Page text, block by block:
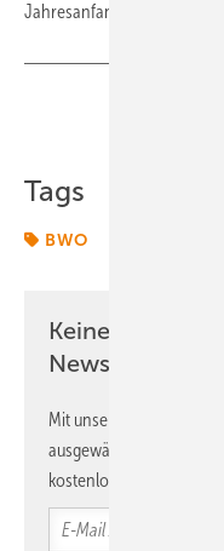
Jahresanfang 2028 ans Netz.
Tags
BWO
Keine Zeit?
Newsletter!
Mit unserem Newsletter
ausgewählte
kostenlos direkt ins